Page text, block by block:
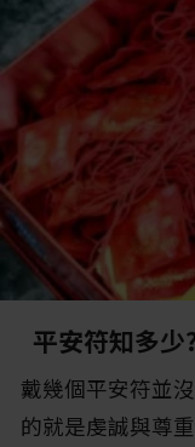
平安符知多少
戴幾個平安符並
的就是虔誠與尊